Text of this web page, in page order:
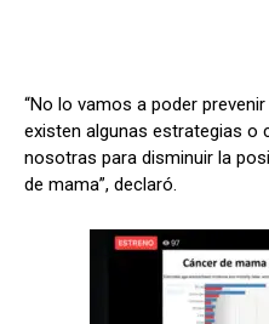
“No lo vamos a poder
existen algunas estrategias o
nosotras para disminuir la
de mama”, declaró.